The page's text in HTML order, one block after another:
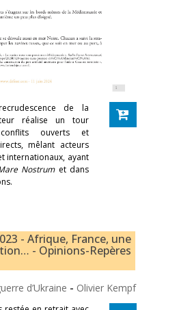
de la
réalise un tour
ouverts et
mêlant acteurs
internationaux, ayant
Nostrumet dans
- Afrique, France, une
- Opinions-Repères
d’Ukraine - Olivier Kempf